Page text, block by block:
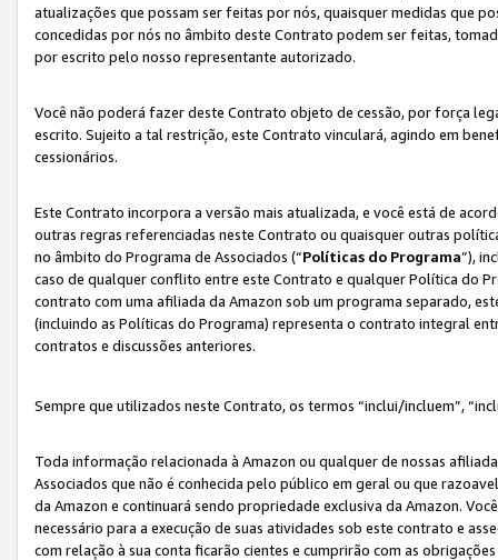
atualizações que possam ser feitas por nós, quaisquer medidas que
concedidas por nós no âmbito deste Contrato podem ser feitas,
por escrito pelo nosso representante autorizado.
Você não poderá fazer deste Contrato objeto de cessão, por força
escrito. Sujeito a tal restrição, este Contrato vinculará, agindo em
cessionários.
Este Contrato incorpora a versão mais atualizada, e você está de
outras regras referenciadas neste Contrato ou quaisquer outras
no âmbito do Programa de Associados (“Políticas do Programa”),
caso de qualquer conflito entre este Contrato e qualquer Política do
contrato com uma afiliada da Amazon sob um programa separado,
(incluindo as Políticas do Programa) representa o contrato integral
contratos e discussões anteriores.
Sempre que utilizados neste Contrato, os termos “inclui/incluem”,
Toda informação relacionada à Amazon ou qualquer de nossas
Associados que não é conhecida pelo público em geral ou que
da Amazon e continuará sendo propriedade exclusiva da Amazon.
necessário para a execução de suas atividades sob este contrato e
com relação à sua conta ficarão cientes e cumprirão com as